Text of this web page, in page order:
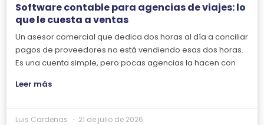
Software contable para agencias de viajes: lo
que le cuesta a ventas
Un asesor comercial que dedica dos horas al día a conciliar
pagos de proveedores no está vendiendo esas dos horas.
Es una cuenta simple, pero pocas agencias la hacen con
Leer más
Luis Cardenas 21 de julio de 2026